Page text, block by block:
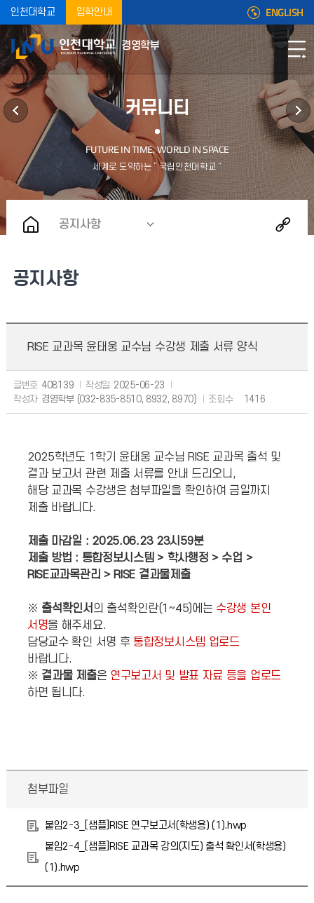
인천대학교 입학안내 ENGLISH
경영학부
커뮤니티
공지사항
공지사항
RISE 교과목 윤태웅 교수님 수강생 제출 서류 양식
글번호 408139 작성일 2025-06-23
작성자 경영학부 (032-835-8510, 8932, 8970) 조회수 1416
2025학년도 1학기 윤태웅 교수님 RISE 교과목 출석 및
결과 보고서 관련 제출 서류를 안내 드리오니,
해당 교과목 수강생은 첨부파일을 확인하여 금일까지
제출 바랍니다.
제출 마감일 : 2025.06.23 23시59분
제출 방법 : 통합정보시스템 > 학사행정 > 수업 >
RISE교과목관리 > RISE 결과물제출
※ 출석확인서 의 출석확인란(1~45)에는 수강생 본인
서명을 해주세요.
담당교수 확인 서명 후 통합정보시스템 업로드
바랍니다.
※ 결과물 제출은 연구보고서 및 발표 자료 등을 업로드
하면 됩니다.
첨부파일
붙임2-3_[샘플]RISE 연구보고서(학생용) (1).hwp
붙임2-4_[샘플]RISE 교과목 강의(지도) 출석 확인서(학생용)
(1).hwp